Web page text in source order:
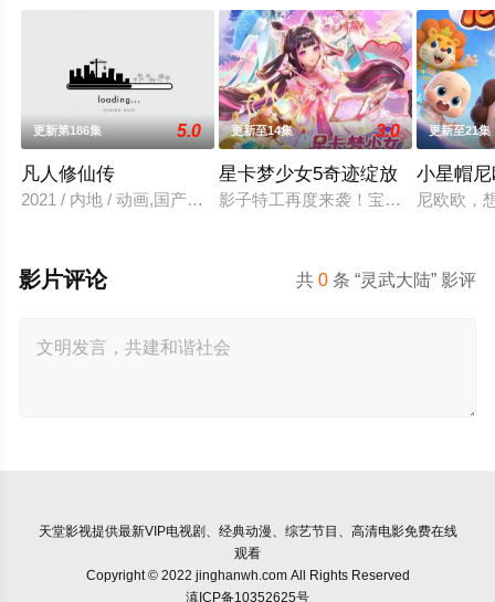
更新第186集 5.0
凡人修仙传
2021 / 内地 / 动画,国产动漫
更新至14集 3.0
星卡梦少女5奇迹绽放
影子特工再度来袭！宝石族精灵竟然
更新至21集
小星帽
尼欧欧，
共0 条 “灵武大陆” 影评
影片评论
天堂影视提供最新VIP电视剧、经典动漫、综艺节目、高清电影免费在线
观看
Copyright © 2022 jinghanwh.com All Rights Reserved
滇ICP备10352625号